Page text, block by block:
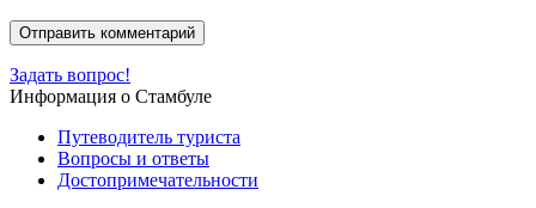
Задать вопрос!
Информация о Стамбуле
Путеводитель туриста
Вопросы и ответы
Достопримечательности